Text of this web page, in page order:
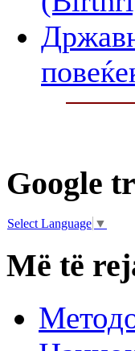
Google
Select Language ▼
Më të